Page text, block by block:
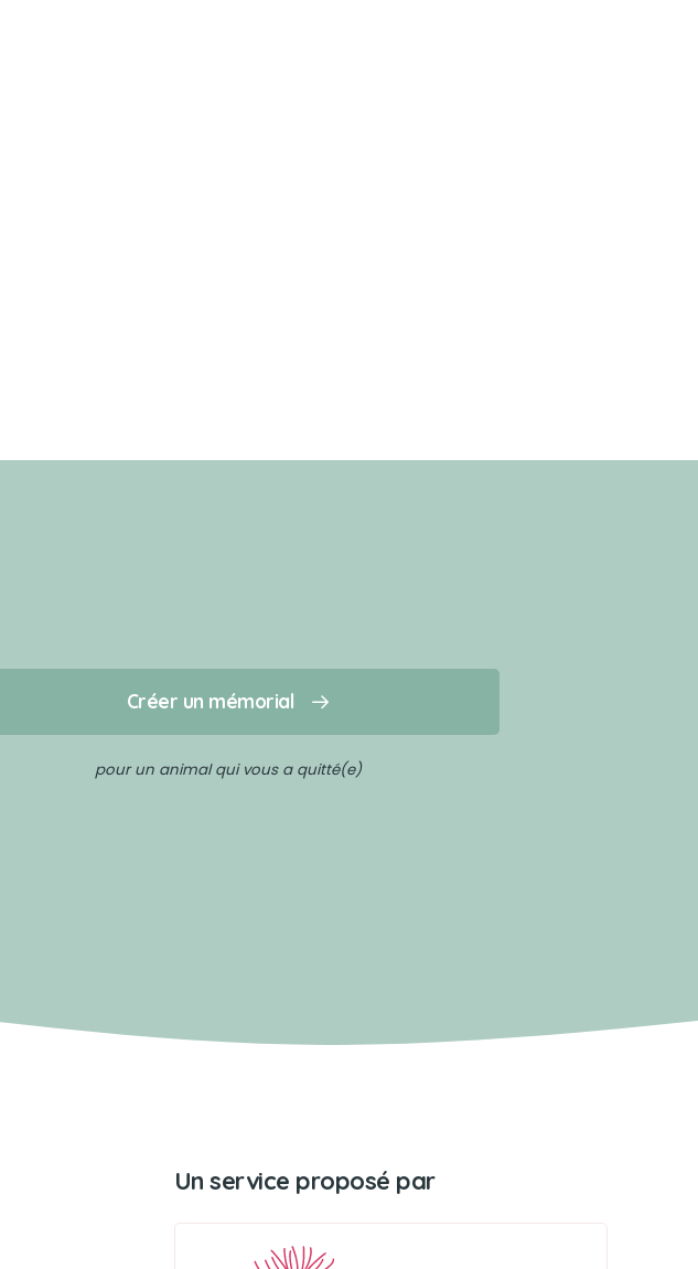
Créer un mémorial
pour un animal qui vous a quitté(e)
Un service proposé par